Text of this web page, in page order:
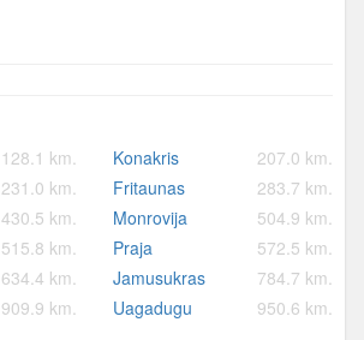
128.1 km. Konakris
207.0 km.
231.0 km. Fritaunas
283.7 km.
430.5 km. Monrovija
504.9 km.
515.8 km. Praja
572.5 km.
634.4 km. Jamusukras
784.7 km.
909.9 km. Uagadugu 950.6 km.